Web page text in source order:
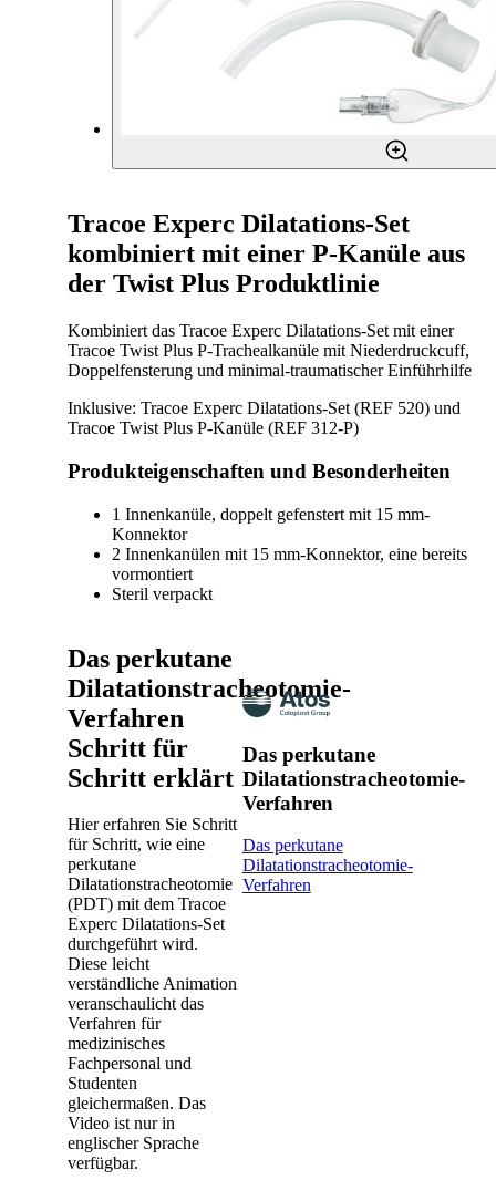
Tracoe Experc Dilatations-Set
kombiniert mit einer P-Kanüle aus
der Twist Plus Produktlinie
Kombiniert das Tracoe Experc Dilatations-Set mit einer
Tracoe Twist Plus P-Trachealkanüle mit Niederdruckcuff,
Doppelfensterung und minimal-traumatischer Einführhilfe
Inklusive: Tracoe Experc Dilatations-Set (REF 520) und
Tracoe Twist Plus P-Kanüle (REF 312-P)
Produkteigenschaften und Besonderheiten
1 Innenkanüle, doppelt gefenstert mit 15 mm-
Konnektor
2 Innenkanülen mit 15 mm-Konnektor, eine bereits
vormontiert
Steril verpackt
Das perkutane
Dilatationstracheotomie-
Verfahren
Schritt für
Schritt erklärt
Hier erfahren Sie Schritt
für Schritt, wie eine
perkutane
Dilatationstracheotomie
(PDT) mit dem Tracoe
Experc Dilatations-Set
durchgeführt wird.
Diese leicht
verständliche Animation
veranschaulicht das
Verfahren für
medizinisches
Fachpersonal und
Studenten
gleichermaßen. Das
Video ist nur in
englischer Sprache
verfügbar.
Das perkutane
Dilatationstracheotomie-
Verfahren
Das perkutane
Dilatationstracheotomie-
Verfahren